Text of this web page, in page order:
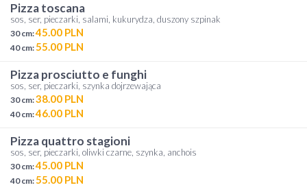
pizza toscana
sos, ser, pieczarki, salami, kukurydza, duszony szpinak
30 cm:45.00 PLN
40 cm:55.00 PLN
pizza prosciutto e funghi
sos, ser, pieczarki, szynka dojrzewająca
30 cm:38.00 PLN
40 cm:46.00 PLN
pizza quattro stagioni
sos, ser, pieczarki, oliwki czarne, szynka, anchois
30 cm:45.00 PLN
40 cm:55.00 PLN